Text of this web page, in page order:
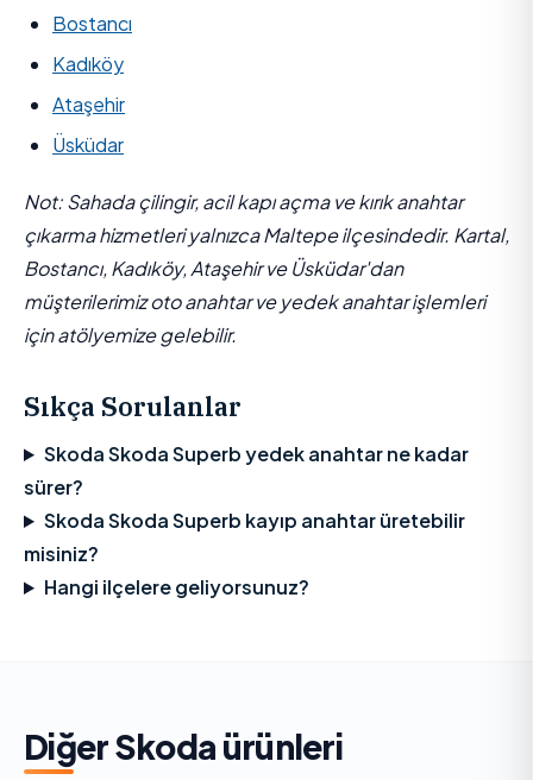
Bostancı
Kadıköy
Ataşehir
Üsküdar
Not: Sahada çilingir, acil kapı açma ve kırık anahtar
çıkarma hizmetleri yalnızca Maltepe ilçesindedir. Kartal,
Bostancı, Kadıköy, Ataşehir ve Üsküdar'dan
müşterilerimiz oto anahtar ve yedek anahtar işlemleri
için atölyemize gelebilir.
Sıkça Sorulanlar
Skoda Skoda Superb yedek anahtar ne kadar
sürer?
Skoda Skoda Superb kayıp anahtar üretebilir
misiniz?
Hangi ilçelere geliyorsunuz?
DiğerSkoda ürünleri